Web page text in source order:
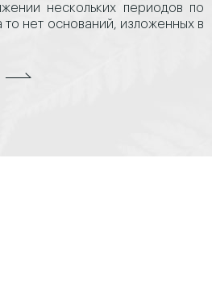
нескольких периодов по
то нет оснований, изложенных в